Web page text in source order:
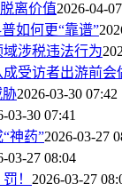
离价值2026-04-
如何更“靠谱”
涉税违法行为
受访者出游前会
胁2026-03-30 07:42
03-30 07:41
神药”2026-03-27
03-27 08:04
！ 2026-03-27